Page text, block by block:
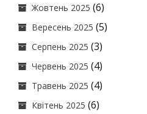
Жовтень 2025 (6)
Вересень 2025 (5)
Серпень 2025 (3)
Червень 2025 (4)
Травень 2025 (4)
Квітень 2025 (6)